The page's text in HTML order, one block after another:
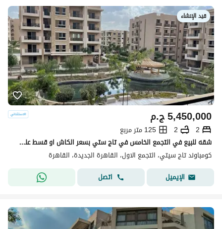
قيد الإنشاء
ج.م5,450,000
2
2
125 متر مربع
شقه للبيع في التجمع الخامس في تاج ستي بسعر الكاش او قسط علي 12 سنه دفع بدون مقدم 0% مع شركه مدينه مصر | القاهره الجديدة | taj cit
كومباوند تاج سيتي، التجمع الاول، القاهرة الجديدة، القاهرة
الإيميل
اتصل